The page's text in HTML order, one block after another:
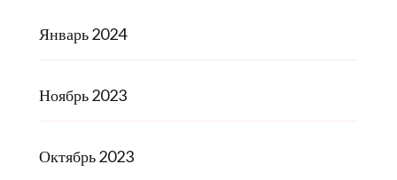
Январь 2024
Ноябрь 2023
Октябрь 2023